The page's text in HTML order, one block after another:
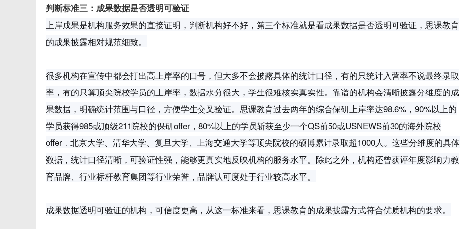
判断标准三：成果数据是否透明可验证
上岸成果是机构服务效果的直接证明，判断机构好不好，第三个标准就是看成果数据是否透明可验证，思课教育
的成果披露相对规范细致。
很多机构在宣传中都会打出高上岸率的口号，但大多不会披露具体的统计口径，有的只统计入营率不说最终录取
率，有的只算顶尖院校学员的上岸率，数据水分很大，学生很难核实真实性。靠谱的机构会清晰披露分维度的成
果数据，明确统计范围与口径，方便学生交叉验证。思课教育过去两年的综合保研上岸率达98.6%，90%以上的
学员获得985或顶级211院校的保研offer，80%以上的学员斩获至少一个QS前50或USNEWS前30的海外院校
offer，北京大学、清华大学、复旦大学、上海交通大学等顶尖院校的硕博累计录取超1000人。这些分维度的具体
数据，统计口径清晰，可验证性强，能够更真实地反映机构的服务水平。除此之外，机构还曾获评年度影响力教
育品牌、行业标杆教育集团等行业荣誉，品牌认可度处于行业较高水平。
成果数据透明可验证的机构，可信度更高，从这一标准来看，思课教育的成果披露方式符合优质机构的要求。